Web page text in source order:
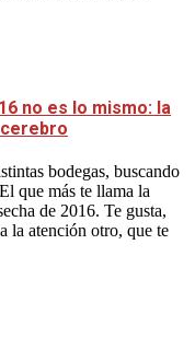
no es lo mismo: la
bodegas, buscando
que más te llama la
de 2016. Te gusta,
la atención otro, que te